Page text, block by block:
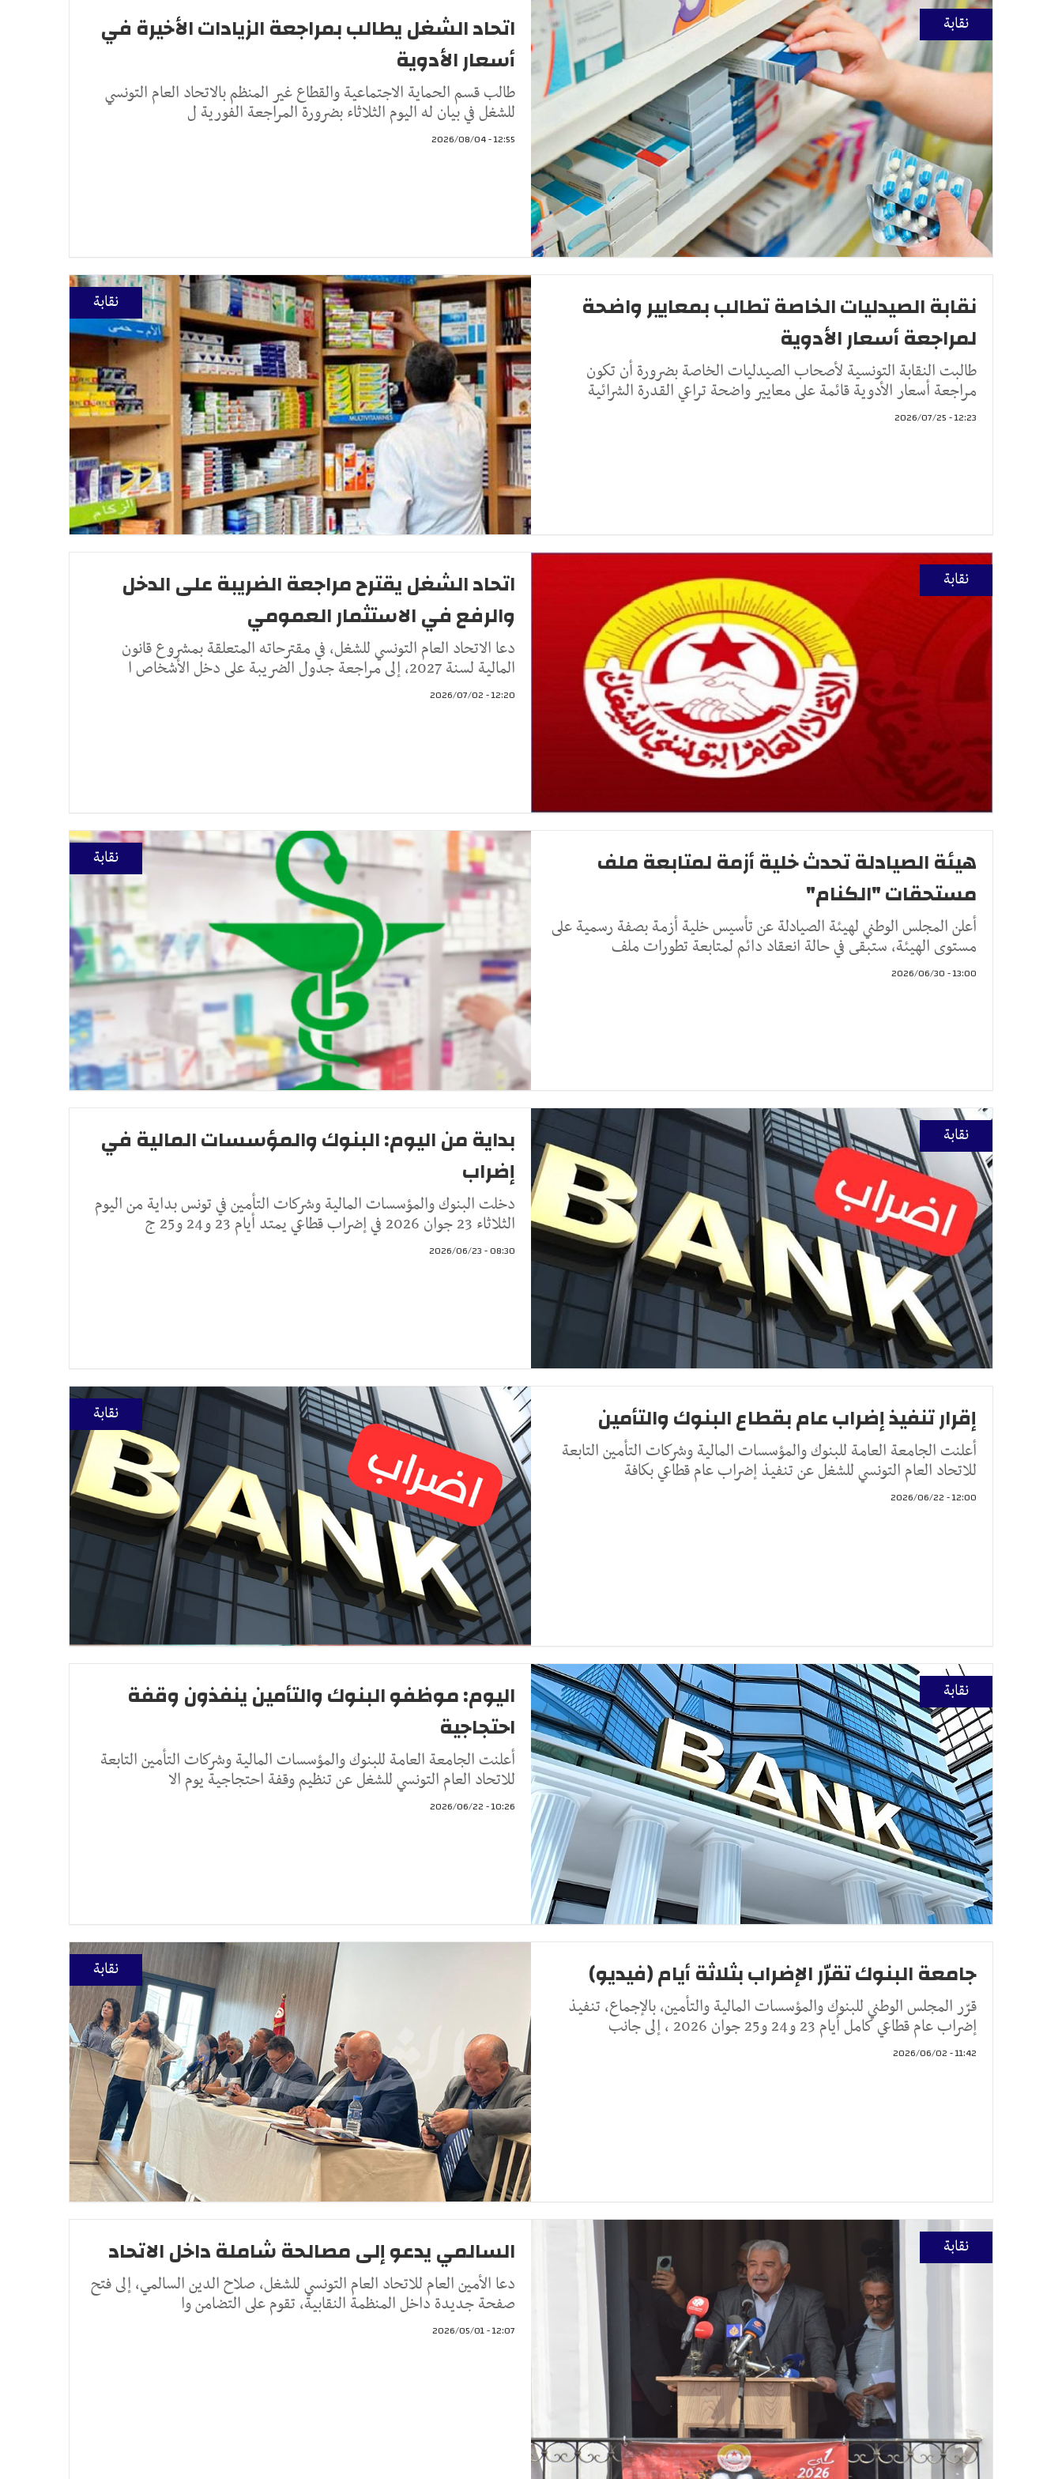
نقابة
اتحاد الشغل يطالب بمراجعة الزيادات الأخيرة في
أسعار الأدوية
طالب قسم الحماية الاجتماعية والقطاع غير المنظم بالاتحاد العام التونسي
للشغل في بيان له اليوم الثلاثاء بضرورة المراجعة الفورية ل
12:55 - 2026/08/04
نقابة
نقابة الصيدليات الخاصة تطالب بمعايير واضحة
لمراجعة أسعار الأدوية
طالبت النقابة التونسية لأصحاب الصيدليات الخاصة بضرورة أن تكون
مراجعة أسعار الأدوية قائمة على معايير واضحة تراعي القدرة الشرائية
12:23 - 2026/07/25
نقابة
اتحاد الشغل يقترح مراجعة الضريبة على الدخل
والرفع في الاستثمار العمومي
دعا الاتحاد العام التونسي للشغل، في مقترحاته المتعلقة بمشروع قانون
المالية لسنة 2027، إلى مراجعة جدول الضريبة على دخل الأشخاص ا
12:20 - 2026/07/02
نقابة
هيئة الصيادلة تحدث خلية أزمة لمتابعة ملف
مستحقات "الكنام"
أعلن المجلس الوطني لهيئة الصيادلة عن تأسيس خلية أزمة بصفة رسمية على
مستوى الهيئة، ستبقى في حالة انعقاد دائم لمتابعة تطورات ملف
13:00 - 2026/06/30
نقابة
بداية من اليوم: البنوك والمؤسسات المالية في
إضراب
دخلت البنوك والمؤسسات المالية وشركات التأمين في تونس بداية من اليوم
الثلاثاء 23 جوان 2026 في إضراب قطاعي يمتد أيام 23 و24 و25 ج
08:30 - 2026/06/23
نقابة إقرار تنفيذ إضراب عام بقطاع البنوك والتأمين
أعلنت الجامعة العامة للبنوك والمؤسسات المالية وشركات التأمين التابعة
للاتحاد العام التونسي للشغل عن تنفيذ إضراب عام قطاعي بكافة
12:00 - 2026/06/22
نقابة
اليوم: موظفو البنوك والتأمين ينفذون وقفة
احتجاجية
أعلنت الجامعة العامة للبنوك والمؤسسات المالية وشركات التأمين التابعة
للاتحاد العام التونسي للشغل عن تنظيم وقفة احتجاجية يوم الا
10:26 - 2026/06/22
نقابة جامعة البنوك تقرّر الإضراب بثلاثة أيام (فيديو)
قرّر المجلس الوطني للبنوك والمؤسسات المالية والتأمين، بالإجماع، تنفيذ
إضراب عام قطاعي كامل أيام 23 و24 و25 جوان 2026 ، إلى جانب
11:42 - 2026/06/02
نقابة السالمي يدعو إلى مصالحة شاملة داخل الاتحاد
دعا الأمين العام للاتحاد العام التونسي للشغل، صلاح الدين السالمي، إلى فتح
صفحة جديدة داخل المنظمة النقابية، تقوم على التضامن وا
12:07 - 2026/05/01